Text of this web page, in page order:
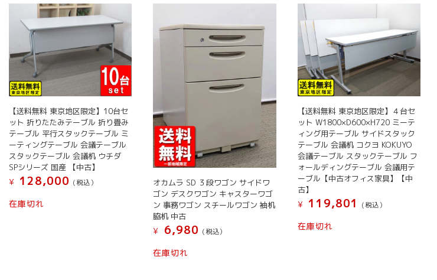
【送料無料 東京地区限定】10台セ
ット 折りたたみテーブル 折り畳み
テーブル 平行スタックテーブル ミ
ーティングテーブル 会議テーブル
スタックテーブル 会議机 ウチダ
SPシリーズ 国産 【中古】
¥
128,000 (税込）
在庫切れ
オカムラ SD ３段ワゴン サイドワ
ゴン デスクワゴン キャスターワゴ
ン 事務ワゴン スチールワゴン 袖机
脇机 中古
¥
6,980 (税込）
在庫切れ
【送料無料 東京地区限定】４台セ
ット W1800×D600×H720 ミーテ
ィング用テーブル サイドスタック
テーブル 会議机 コクヨ KOKUYO
会議テーブル スタックテーブル フ
ォールディングテーブル 会議用テ
ーブル【中古オフィス家具】【中
古】
¥
119,801 (税込）
在庫切れ